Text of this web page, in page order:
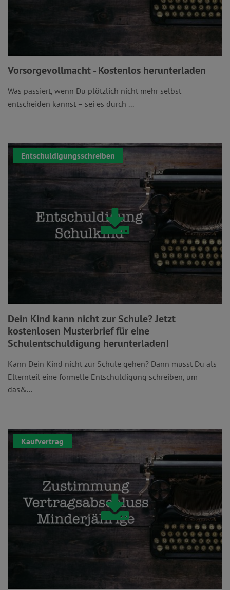
Vorsorgevollmacht - Kostenlos herunterladen
Was passiert, wenn Du plötzlich nicht mehr selbst
entscheiden kannst – sei es durch ...
Entschuldigungsschreiben
Dein Kind kann nicht zur Schule? Jetzt
kostenlosen Musterbrief für eine
Schulentschuldigung herunterladen!
Kann Dein Kind nicht zur Schule gehen? Dann musst Du als
Elternteil eine formelle Entschuldigung schreiben, um
das&...
Kaufvertrag